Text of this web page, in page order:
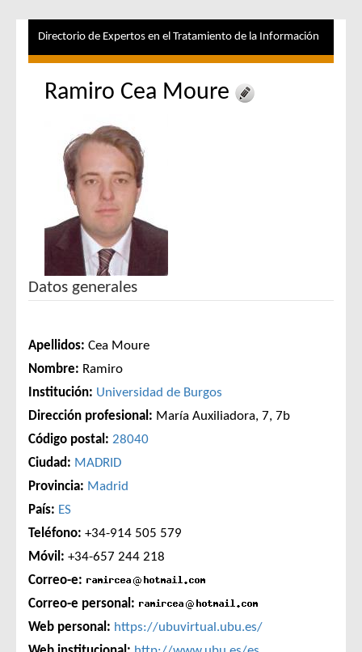
Directorio de Expertos en el Tratamiento de la Información
Ramiro Cea Moure
Datos generales
Apellidos: Cea Moure
Nombre: Ramiro
Institución: Universidad de Burgos
Dirección profesional: María Auxiliadora, 7, 7b
Código postal: 28040
Ciudad: MADRID
Provincia: Madrid
País: ES
Teléfono: +34-914 505 579
Móvil: +34-657 244 218
Correo-e:
Correo-e personal:
Web personal: https://ubuvirtual.ubu.es/